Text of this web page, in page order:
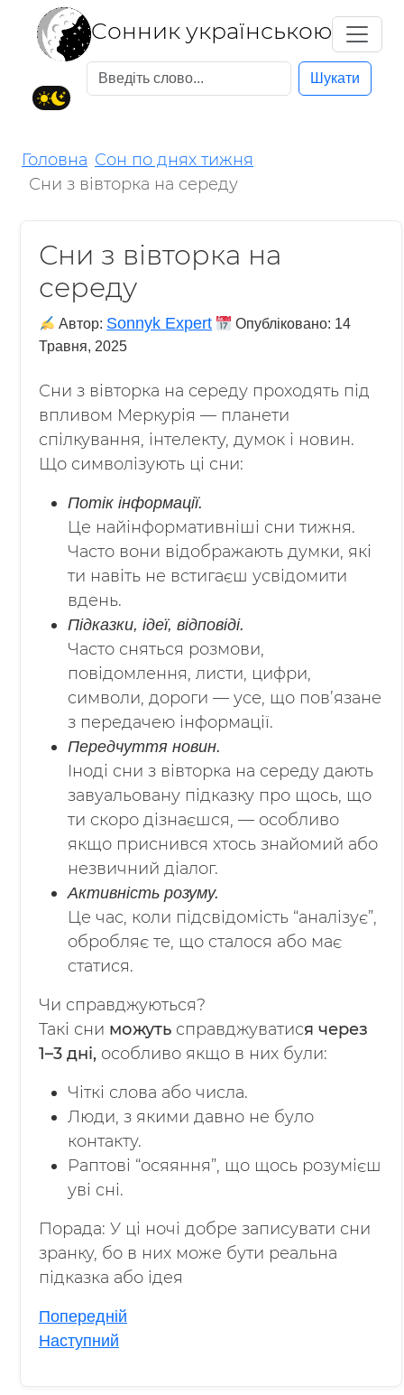
Cонник українською
Шукати
Головна Сон по днях тижня
Сни з вівторка на середу
Сни з вівторка на
середу
Автор: Sonnyk Expert Опубліковано: 14
Травня, 2025
Сни з вівторка на середу проходять під
впливом Меркурія — планети
спілкування, інтелекту, думок і новин.
Що символізують ці сни:
Потік інформації.
Це найінформативніші сни тижня.
Часто вони відображають думки, які
ти навіть не встигаєш усвідомити
вдень.
Підказки, ідеї, відповіді.
Часто сняться розмови,
повідомлення, листи, цифри,
символи, дороги — усе, що пов’язане
з передачею інформації.
Передчуття новин.
Іноді сни з вівторка на середу дають
завуальовану підказку про щось, що
ти скоро дізнаєшся, — особливо
якщо приснився хтось знайомий або
незвичний діалог.
Активність розуму.
Це час, коли підсвідомість “аналізує”,
обробляє те, що сталося або має
статися.
Чи справджуються?
Такі сни можуть справджуватися через
1–3 дні, особливо якщо в них були:
Чіткі слова або числа.
Люди, з якими давно не було
контакту.
Раптові “осяяння”, що щось розумієш
уві сні.
Порада: У ці ночі добре записувати сни
зранку, бо в них може бути реальна
підказка або ідея
Попередній
Наступний